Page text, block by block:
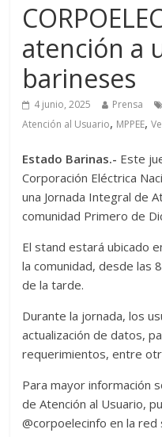
atención a
barineses
4 junio, 2025 Prensa
Atención al Usuario, MPPEE,
Estado Barinas.- Este
Corporación Eléctrica
una Jornada Integral de
comunidad Primero de
El stand estará ubicado
la comunidad, desde las
de la tarde.
Durante la jornada, los
actualización de datos,
requerimientos, entre
Para mayor información
de Atención al Usuario,
@corpoelecinfo en la red